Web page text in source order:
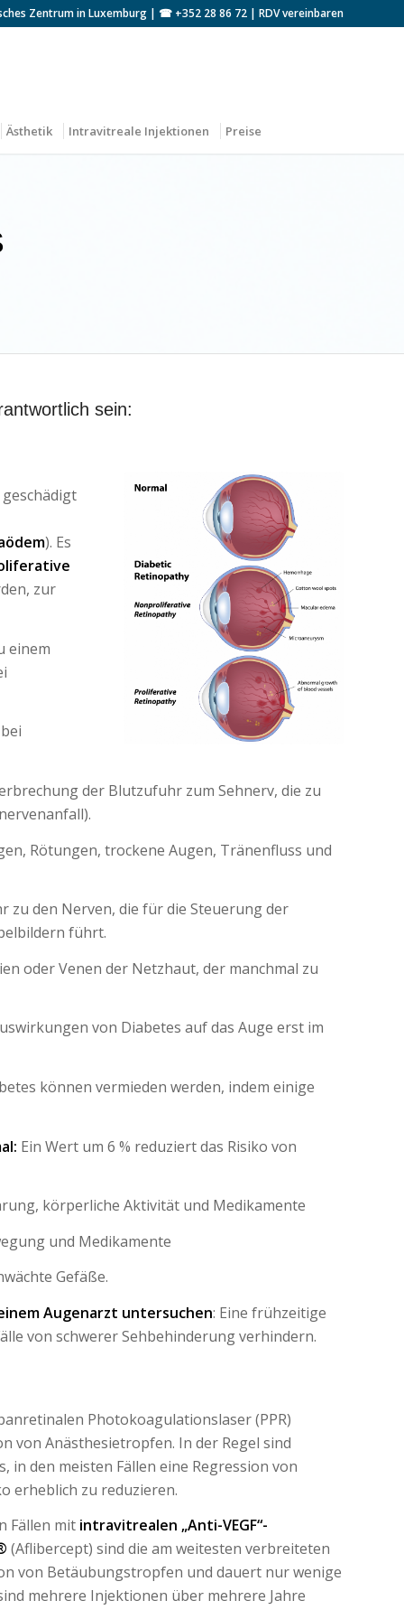
Zentrum in Luxemburg | ☎ +352 28 86 72 | RDV vereinbaren
Ästhetik Intravitreale Injektionen Preise
sein:
). Es
zur
einem
der Blutzufuhr zum Sehnerv, die zu
Rötungen, trockene Augen, Tränenfluss und
den Nerven, die für die Steuerung der
führt.
oder Venen der Netzhaut, der manchmal zu
von Diabetes auf das Auge erst im
können vermieden werden, indem einige
Ein Wert um 6 % reduziert das Risiko von
körperliche Aktivität und Medikamente
und Medikamente
Gefäße.
Augenarzt untersuchen: Eine frühzeitige
von schwerer Sehbehinderung verhindern.
Photokoagulationslaser (PPR)
von Anästhesietropfen. In der Regel sind
den meisten Fällen eine Regression von
erheblich zu reduzieren.
Fällen mit intravitrealen „Anti-VEGF“-
(Aflibercept) sind die am weitesten verbreiteten
von Betäubungstropfen und dauert nur wenige
mehrere Injektionen über mehrere Jahre